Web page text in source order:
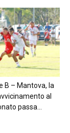
B – Mantova, la
al
passa...